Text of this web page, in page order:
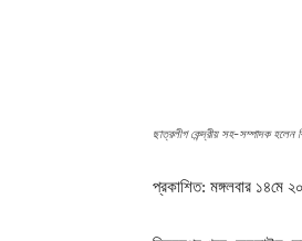
ছাত্রলীগ কেন্দ্রীয় সহ-সম্পাদক হলেন
প্রকাশিত: মঙ্গলবার ১৪মে